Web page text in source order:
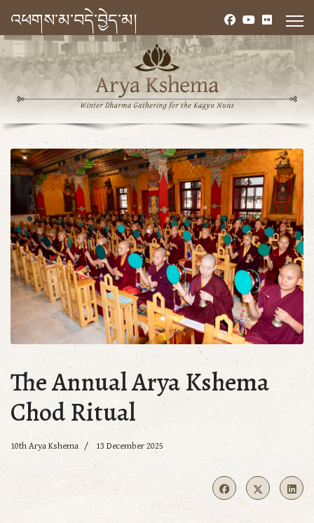
འཕགས་མ་བདེ་བྱེད་མ།
The Annual Arya Kshema
Chod Ritual
10th Arya Kshema 13 December 2025